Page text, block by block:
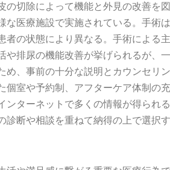
の切除によって機能と外見の改善を
な医療施設で実施されている。手術
の状態により異なる。手術による
や排尿の機能改善が挙げられるが、
、事前の十分な説明とカウンセリ
個室や予約制、アフターケア体制の
ンターネットで多くの情報が得られ
診断や相談を重ねて納得の上で選択